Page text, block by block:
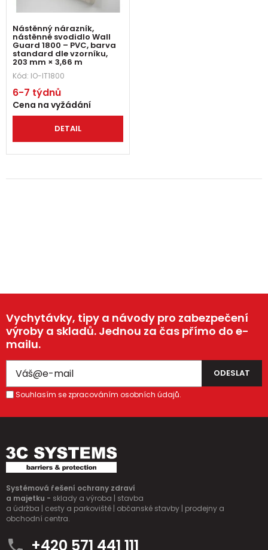
Nástěnný nárazník,
nástěnné svodidlo Wall
Guard 1800 – PVC, barva
standard dle vzorníku,
203 mm × 3,66 m
Kód: IO-IT1800
6-7 týdnů
Cena na vyžádání
DETAIL
Vychytávky, tipy a návody pro zabezpečení
výroby a skladů. Jednou za čas přímo do e-
mailu.
Souhlasím se zpracováním osobních údajů.
Systémová řešení ochrany zdraví
a majetku - sklady a výroba | stavba
a údržba | cesty a parkoviště | občanské stavby | prodejny a
obchodní centra.
+420 571 441 111